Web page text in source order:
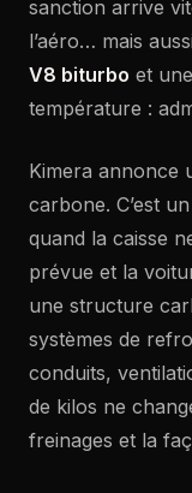
sanction arrive
l’aéro… mais
V8 biturbo et
température :
Kimera annonce
carbone. C’est
quand la caisse
prévue et la
une structure
systèmes de
conduits,
de kilos ne
freinages et la